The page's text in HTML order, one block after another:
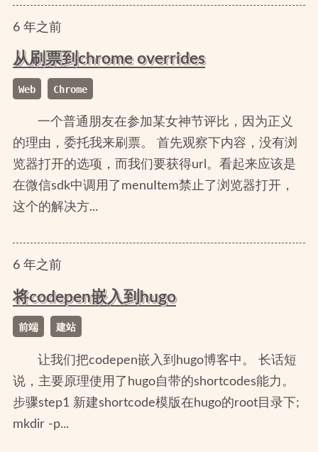
6年之前
从刷票到chrome overrides
Web Chrome
一个普通朋友在参加某女神节评比，因为正义
的理由，委托我来刷票。 首先观察下内容，没有浏
览器打开的选项，而我们要获得url。看起来应该是
在微信sdk中调用了menuItem禁止了浏览器打开，
这个的解决方...
6年之前
将codepen嵌入到hugo
前端 建站
让我们把codepen嵌入到hugo博客中。 长话短
说，主要原理使用了hugo自带的shortcodes能力。
步骤step1 新建shortcode模版在hugo的root目录下;
mkdir -p...